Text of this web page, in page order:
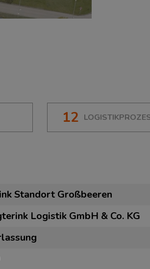
12
Standort Großbeeren
Logistik GmbH & Co. KG